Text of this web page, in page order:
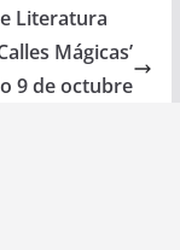
Literatura
Mágicas’
9 de octubre